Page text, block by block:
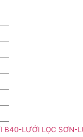
LƯỚI LỌC SƠN-